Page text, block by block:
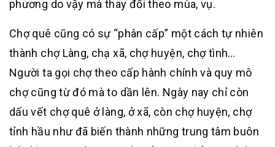
phương do vậy mà thay đổi theo mùa, vụ.
Chợ quê cũng có sự “phân cấp” một cách tự nhiên
thành chợ Làng, chạ xã, chợ huyện, chợ tình…
Người ta gọi chợ theo cấp hành chính và quy mô
chợ cũng từ đó mà to dần lên. Ngày nay chỉ còn
dấu vết chợ quê ở làng, ở xã, còn chợ huyện, chợ
tỉnh hầu như đã biến thành những trung tâm buôn